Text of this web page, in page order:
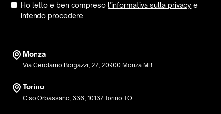
Ho letto e ben compreso l’informativa sulla privacy e
intendo procedere
Monza
Via Gerolamo Borgazzi, 27, 20900 Monza MB
Torino
C.so Orbassano, 336, 10137 Torino TO